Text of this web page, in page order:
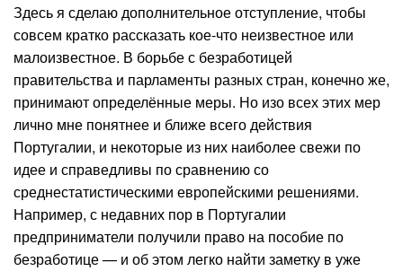
Здесь я сделаю дополнительное отступление, чтобы
совсем кратко рассказать кое-что неизвестное или
малоизвестное. В борьбе с безработицей
правительства и парламенты разных стран, конечно же,
принимают определённые меры. Но изо всех этих мер
лично мне понятнее и ближе всего действия
Португалии, и некоторые из них наиболее свежи по
идее и справедливы по сравнению со
среднестатистическими европейскими решениями.
Например, с недавних пор в Португалии
предприниматели получили право на пособие по
безработице — и об этом легко найти заметку в уже